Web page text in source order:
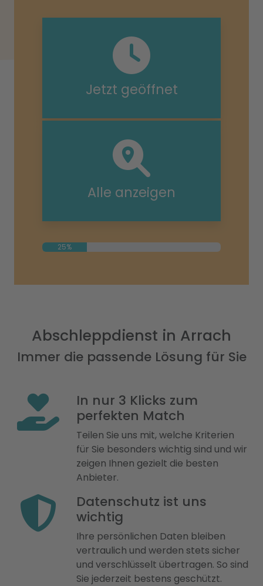
Jetzt geöffnet
Alle anzeigen
25%
Abschleppdienst in Arrach
Immer die passende Lösung für Sie
In nur 3 Klicks zum
perfekten Match
Teilen Sie uns mit, welche Kriterien
für Sie besonders wichtig sind und wir
zeigen Ihnen gezielt die besten
Anbieter.
Datenschutz ist uns
wichtig
Ihre persönlichen Daten bleiben
vertraulich und werden stets sicher
und verschlüsselt übertragen. So sind
Sie jederzeit bestens geschützt.